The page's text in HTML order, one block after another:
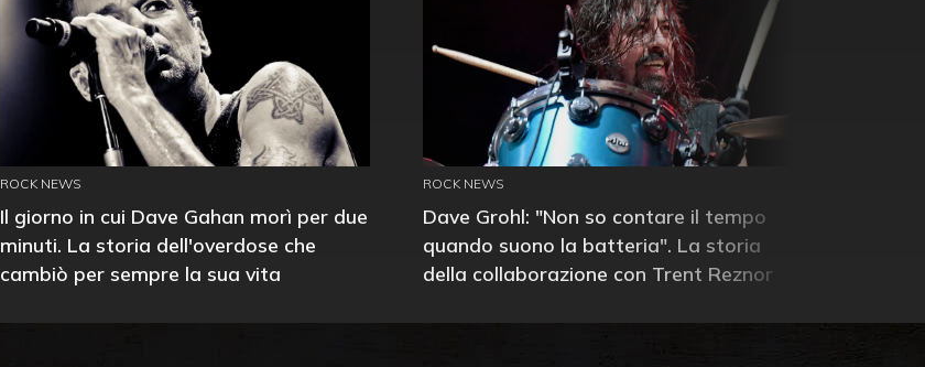
ROCK NEWS
Il giorno in cui Dave Gahan morì per due
minuti. La storia dell'overdose che
cambiò per sempre la sua vita
ROCK NEWS
Dave Grohl: "Non so contare il tempo
quando suono la batteria". La storia
della collaborazione con Trent Reznor